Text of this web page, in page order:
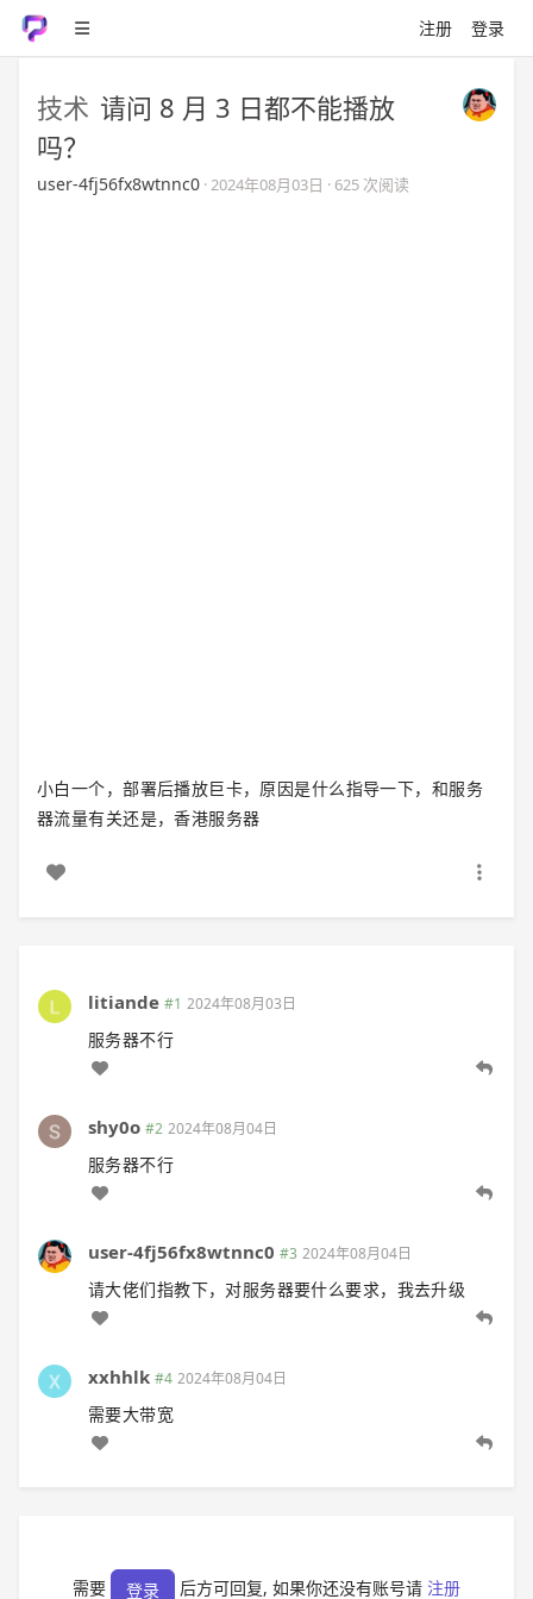
注册 登录
技术 请问 8 月 3 日都不能播放
吗？
user-4fj56fx8wtnnc0 ·2024年08月03日 · 625 次阅读
小白一个，部署后播放巨卡，原因是什么指导一下，和服务
器流量有关还是，香港服务器
litiande #1 2024年08月03日
服务器不行
shy0o #2 2024年08月04日
服务器不行
user-4fj56fx8wtnnc0 #3 2024年08月04日
请大佬们指教下，对服务器要什么要求，我去升级
xxhhlk #4 2024年08月04日
需要大带宽
需要 登录 后方可回复, 如果你还没有账号请 注册